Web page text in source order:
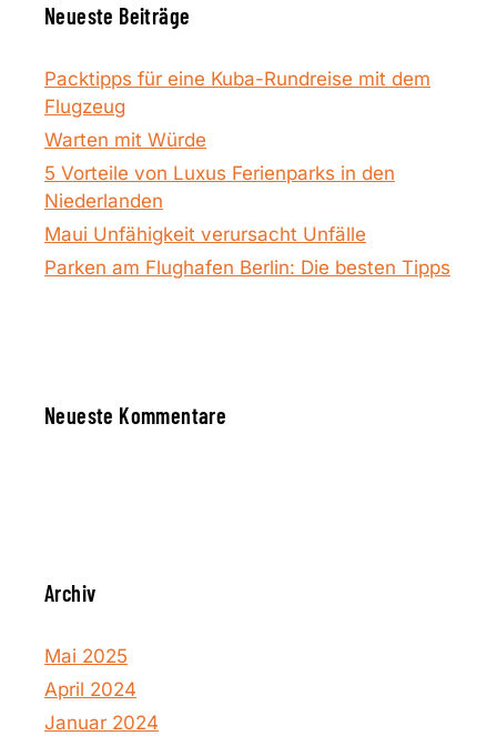
Neueste Beiträge
Packtipps für eine Kuba-Rundreise mit dem
Flugzeug
Warten mit Würde
5 Vorteile von Luxus Ferienparks in den
Niederlanden
Maui Unfähigkeit verursacht Unfälle
Parken am Flughafen Berlin: Die besten Tipps
Neueste Kommentare
Archiv
Mai 2025
April 2024
Januar 2024